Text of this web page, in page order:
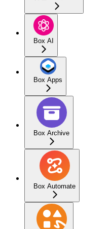
Box AI
Box Apps
Box Archive
Box Automate